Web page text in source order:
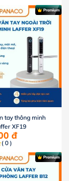
Premium
tay thông minh
XF19
đ
( 0 )
Premium